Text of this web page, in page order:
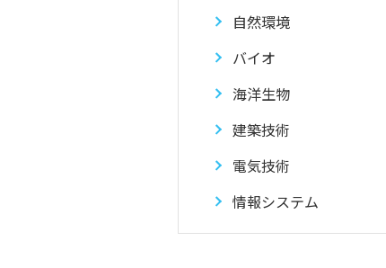
自然環境
バイオ
海洋生物
建築技術
電気技術
情報システム